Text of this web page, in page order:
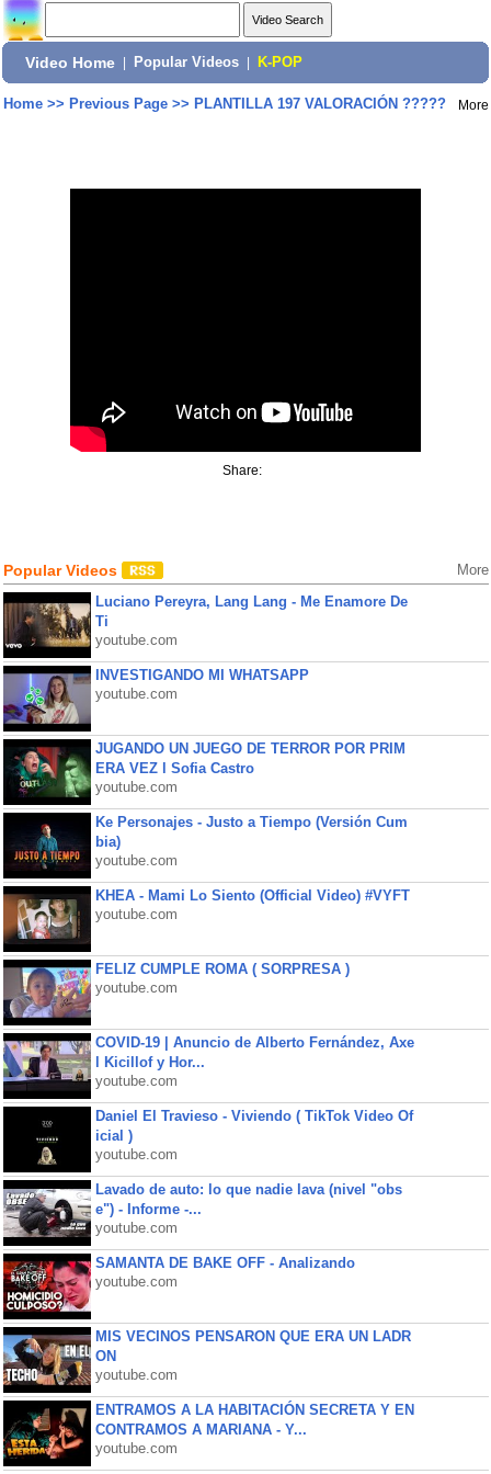
Video Home Popular Videos K-POP
Home>> Previous Page>> PLANTILLA 197 VALORACIÓN ????? More
Share:
Popular Videos More
Luciano Pereyra, Lang Lang - Me Enamore De
Ti
youtube.com
INVESTIGANDO MI WHATSAPP
youtube.com
JUGANDO UN JUEGO DE TERROR POR PRIM
ERA VEZ l Sofia Castro
youtube.com
Ke Personajes - Justo a Tiempo (Versión Cum
bia)
youtube.com
KHEA - Mami Lo Siento (Official Video) #VYFT
youtube.com
FELIZ CUMPLE ROMA ( SORPRESA )
youtube.com
COVID-19 | Anuncio de Alberto Fernández, Axe
l Kicillof y Hor...
youtube.com
Daniel El Travieso - Viviendo ( TikTok Video Of
icial )
youtube.com
Lavado de auto: lo que nadie lava (nivel "obs
e") - Informe -...
youtube.com
SAMANTA DE BAKE OFF - Analizando
youtube.com
MIS VECINOS PENSARON QUE ERA UN LADR
ON
youtube.com
ENTRAMOS A LA HABITACIÓN SECRETA Y EN
CONTRAMOS A MARIANA - Y...
youtube.com